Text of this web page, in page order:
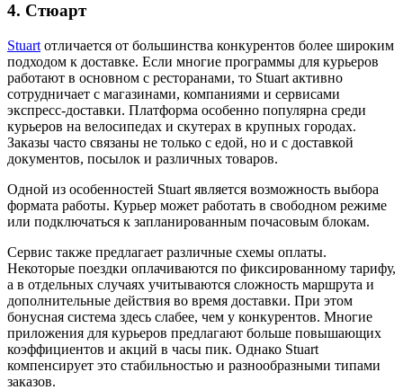
4. Стюарт
Stuart отличается от большинства конкурентов более широким
подходом к доставке. Если многие программы для курьеров
работают в основном с ресторанами, то Stuart активно
сотрудничает с магазинами, компаниями и сервисами
экспресс-доставки. Платформа особенно популярна среди
курьеров на велосипедах и скутерах в крупных городах.
Заказы часто связаны не только с едой, но и с доставкой
документов, посылок и различных товаров.
Одной из особенностей Stuart является возможность выбора
формата работы. Курьер может работать в свободном режиме
или подключаться к запланированным почасовым блокам.
Сервис также предлагает различные схемы оплаты.
Некоторые поездки оплачиваются по фиксированному тарифу,
а в отдельных случаях учитываются сложность маршрута и
дополнительные действия во время доставки. При этом
бонусная система здесь слабее, чем у конкурентов. Многие
приложения для курьеров предлагают больше повышающих
коэффициентов и акций в часы пик. Однако Stuart
компенсирует это стабильностью и разнообразными типами
заказов.